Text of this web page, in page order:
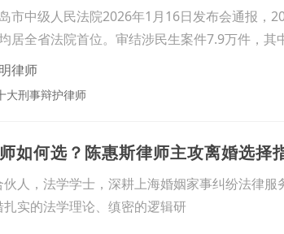
市中级人民法院2026年1月16日发布会通报，
居全省法院首位。审结涉民生案件7.9万件，其
律师
大刑事辩护律师
如何选？陈惠斯律师主攻离婚选择
人，法学学士，深耕上海婚姻家事纠纷法律
实的法学理论、缜密的逻辑研